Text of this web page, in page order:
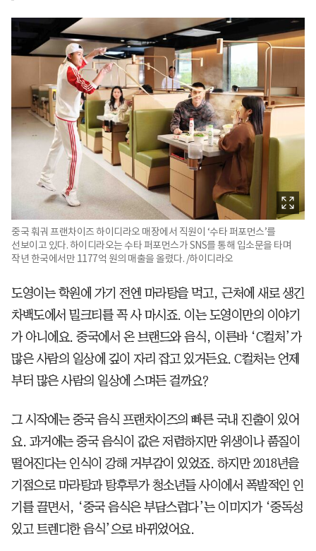
중국 훠궈 프랜차이즈 하이디라오 매장에서 직원이 ‘수타 퍼포먼스’를
선보이고 있다. 하이디라오는 수타 퍼포먼스가 SNS를 통해 입소문을 타며
작년 한국에서만 1177억 원의 매출을 올렸다. /하이디라오
도영이는 학원에 가기 전엔 마라탕을 먹고, 근처에 새로 생긴
차백도에서 밀크티를 꼭 사 마시죠. 이는 도영이만의 이야기
가 아니에요. 중국에서 온 브랜드와 음식, 이른바 ‘C컬처’가
많은 사람의 일상에 깊이 자리 잡고 있거든요. C컬처는 언제
부터 많은 사람의 일상에 스며든 걸까요?
그 시작에는 중국 음식 프랜차이즈의 빠른 국내 진출이 있어
요. 과거에는 중국 음식이 값은 저렴하지만 위생이나 품질이
떨어진다는 인식이 강해 거부감이 있었죠. 하지만 2018년을
기점으로 마라탕과 탕후루가 청소년들 사이에서 폭발적인 인
기를 끌면서, ‘중국 음식은 부담스럽다’는 이미지가 ‘중독성
있고 트렌디한 음식’으로 바뀌었어요.